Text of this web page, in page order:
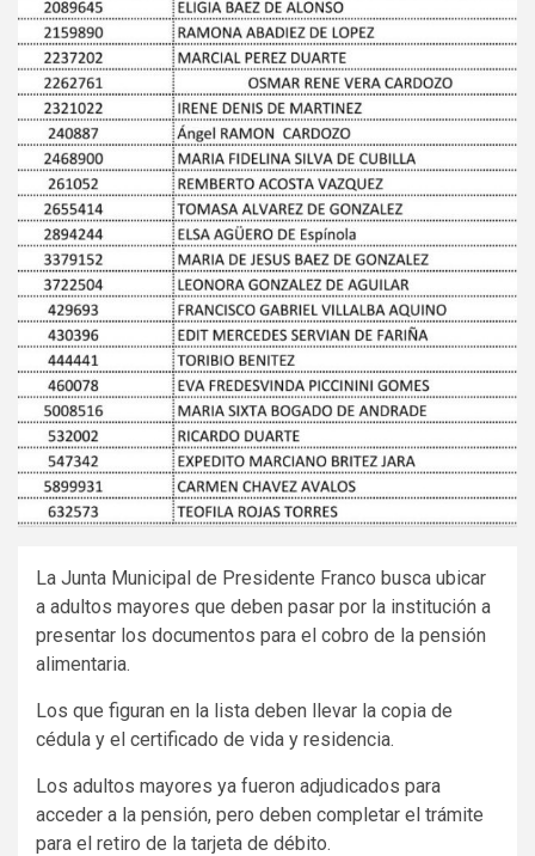
La Junta Municipal de Presidente Franco busca ubicar
a adultos mayores que deben pasar por la institución a
presentar los documentos para el cobro de la pensión
alimentaria.
Los que figuran en la lista deben llevar la copia de
cédula y el certificado de vida y residencia.
Los adultos mayores ya fueron adjudicados para
acceder a la pensión, pero deben completar el trámite
para el retiro de la tarjeta de débito.